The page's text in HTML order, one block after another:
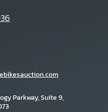
Parkway, Suite 9,